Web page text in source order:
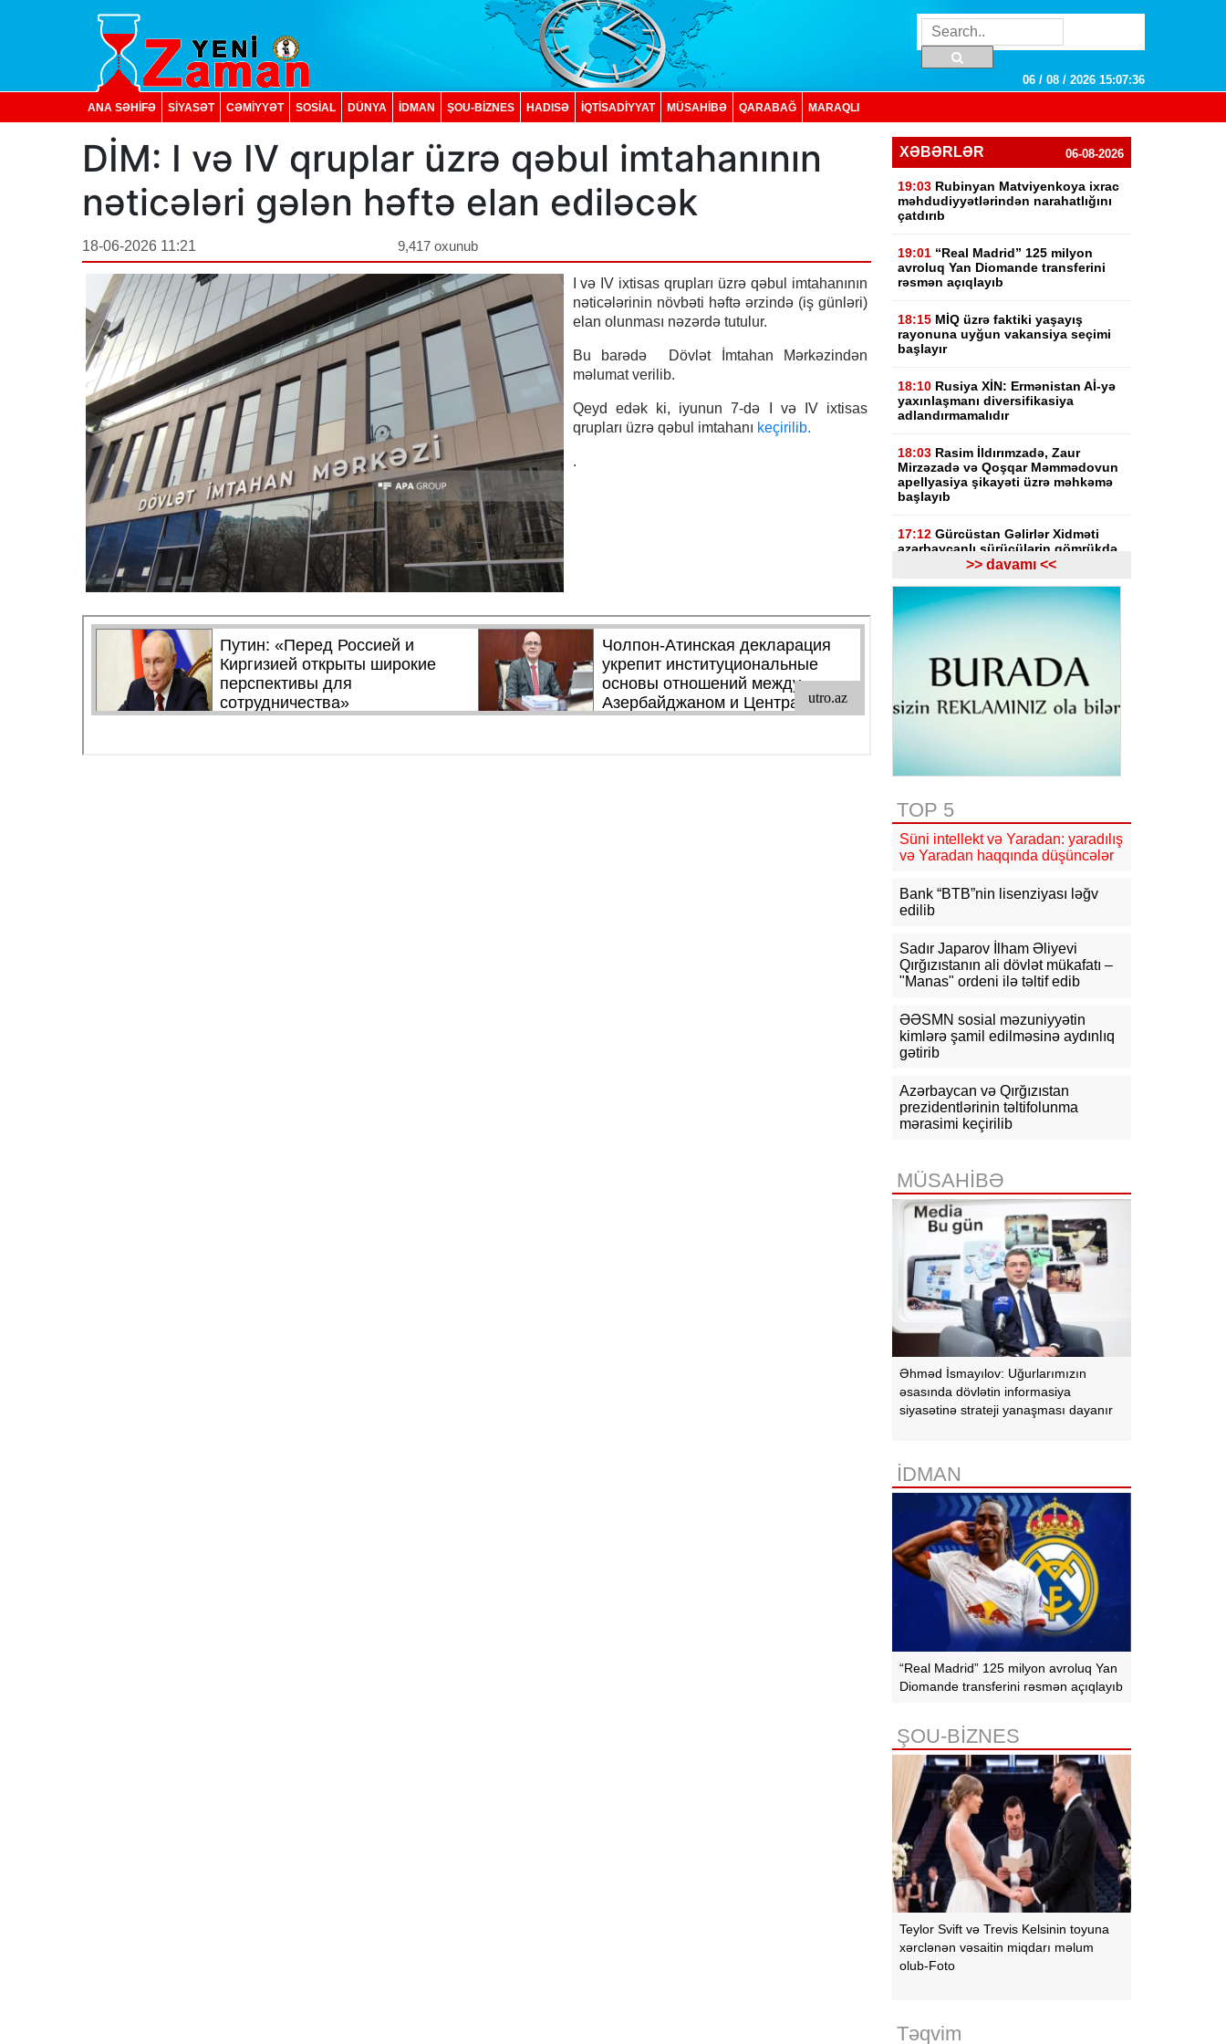
06 / 08 / 2026 15:07:37
ANA SƏHİFƏ SİYASƏT CƏMİYYƏT SOSIAL DÜNYA İDMAN ŞOU-BİZNES HADISƏ İQTISADIYYAT MÜSAHİBƏ QARABAĞ MARAQLI
DİM: I və IV qruplar üzrə qəbul imtahanının
nəticələri gələn həftə elan ediləcək
18-06-2026 11:21 9,417 oxunub
I və IV ixtisas qrupları üzrə qəbul imtahanının
nəticələrinin növbəti həftə ərzində (iş günləri)
elan olunması nəzərdə tutulur.
Bu barədə Dövlət İmtahan Mərkəzindən
məlumat verilib.
Qeyd edək ki, iyunun 7-də I və IV ixtisas
qrupları üzrə qəbul imtahanı keçirilib.
.
XƏBƏRLƏR 06-08-2026
19:03 Rubinyan Matviyenkoya ixrac
məhdudiyyətlərindən narahatlığını
çatdırıb
19:01 “Real Madrid” 125 milyon
avroluq Yan Diomande transferini
rəsmən açıqlayıb
18:15 MİQ üzrə faktiki yaşayış
rayonuna uyğun vakansiya seçimi
başlayır
18:10 Rusiya XİN: Ermənistan Aİ-yə
yaxınlaşmanı diversifikasiya
adlandırmamalıdır
18:03 Rasim İldırımzadə, Zaur
Mirzəzadə və Qoşqar Məmmədovun
apellyasiya şikayəti üzrə məhkəmə
başlayıb
17:12 Gürcüstan Gəlirlər Xidməti
azərbaycanlı sürücülərin gömrükdə
saxlanılması məsələsini araşdırır
17:06 "Europol" miqrantların qeyri-
qanuni daşınmasında şübhəli
bilinən suriyalıları saxlayıb
Zərdabda maşın dirəyə
çırpılıb, ölən və xəsarət alanlar var -
təcili iclas təyin olundu
15:53 Ceyhun Bayramov: Rusiya və
Ukrayna arasındakı hərbi
əməliyyatlar ən qısa zamanda
15:41
15:26 Kiyevdə Azərbaycan və
Ukrayna xarici işlər nazirlərinin
15:14 Ceyhun Bayramov Ukraynada
Azərbaycan Xalq Cümhuriyyətinin
15:02 İbrahim Kalın Suriyanın xarici
işlər naziri ilə regional məsələləri
>> davamı <<
TOP 5
Süni intellekt və Yaradan: yaradılış
və Yaradan haqqında düşüncələr
Bank “BTB”nin lisenziyası ləğv
edilib
Sadır Japarov İlham Əliyevi
Qırğızıstanın ali dövlət mükafatı –
"Manas" ordeni ilə təltif edib
ƏƏSMN sosial məzuniyyətin
kimlərə şamil edilməsinə aydınlıq
gətirib
Azərbaycan və Qırğızıstan
prezidentlərinin təltifolunma
mərasimi keçirilib
MÜSAHİBƏ
Əhməd İsmayılov: Uğurlarımızın
əsasında dövlətin informasiya
siyasətinə strateji yanaşması dayanır
İDMAN
“Real Madrid” 125 milyon avroluq Yan
Diomande transferini rəsmən açıqlayıb
ŞOU-BİZNES
Teylor Svift və Trevis Kelsinin toyuna
xərclənən vəsaitin miqdarı məlum
olub-Foto
Təqvim